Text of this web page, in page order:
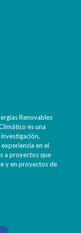
Renovables
es una
en el
a proyectos que
y en proyectos de